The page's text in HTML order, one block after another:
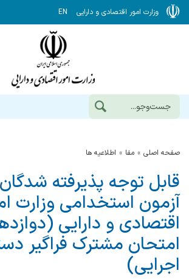
وزارت امور اقتصادی و دارایی EN
صفحه اصلی مفا اطلاعیه ها
قابل توجه پذیرفته
آزمون استخدامی وزارت
اقتصادی و دارایی
امتحان مشترک فراگیر
اجرایی)